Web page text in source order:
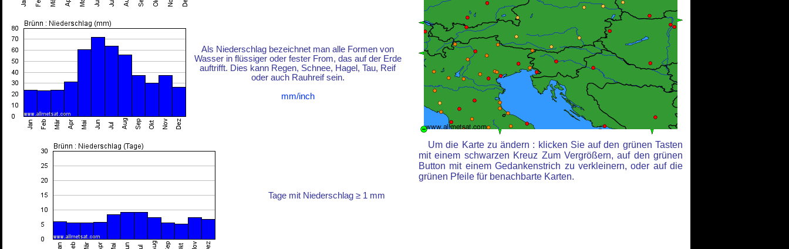
Als Niederschlag bezeichnet man alle Formen von
Wasser in flüssiger oder fester From, das auf der Erde
auftrifft. Dies kann Regen, Schnee, Hagel, Tau, Reif
oder auch Rauhreif sein.
mm/inch
Tage mit Niederschlag ≥ 1 mm
Um die Karte zu ändern : klicken Sie auf den grünen Tasten
mit einem schwarzen Kreuz Zum Vergrößern, auf den grünen
Button mit einem Gedankenstrich zu verkleinern, oder auf die
grünen Pfeile für benachbarte Karten.